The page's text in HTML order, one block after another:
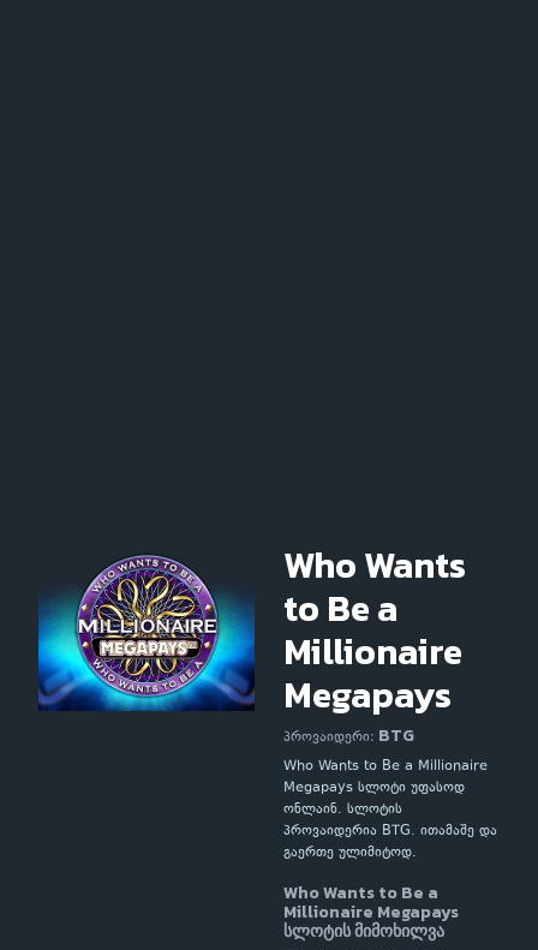
Who Wants
to Be a
Millionaire
Megapays
პროვაიდერი: BTG
Who Wants to Be a Millionaire
Megapays სლოტი უფასოდ
ონლაინ. სლოტის
პროვაიდერია BTG. ითამაშე და
გაერთე ულიმიტოდ.
Who Wants to Be a
Millionaire Megapays
სლოტის მიმოხილვა